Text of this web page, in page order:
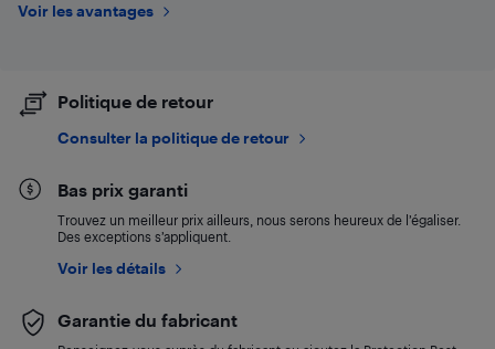
Voir les avantages
Politique de retour
Consulter la politique de retour
Bas prix garanti
Trouvez un meilleur prix ailleurs, nous serons heureux de l’égaliser.
Des exceptions s’appliquent.
Voir les détails
Garantie du fabricant